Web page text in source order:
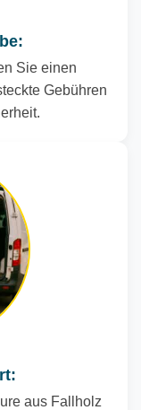
Sie einen
Gebühren
aus Fallholz